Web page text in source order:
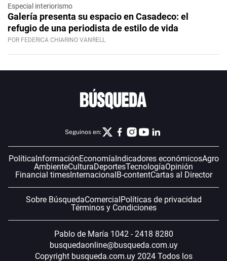
Especial interiorismo
Galería presenta su espacio en Casadeco: el
refugio de una periodista de estilo de vida
POR FEDERICA CHIARINO VANRELL
Seguinos en:
PolíticaInformaciónEconomíaIndicadores económicosAgro
AmbienteCulturaDeportesTecnologíaOpinión
Financial timesInternacionalB-contentCartas al Director
Sobre BúsquedaComercialPolíticas de privacidad
Términos y Condiciones
Pablo de María 1042 - 2418 8280
busquedaonline@busqueda.com.uy
Copyright busqueda.com.uy 2024 Todos los